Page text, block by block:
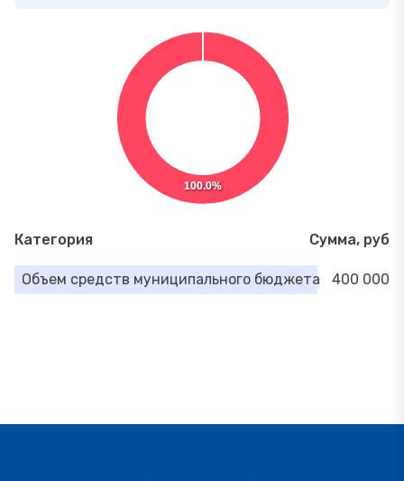
100.0%
Категория Сумма, руб
Объем средств муниципального бюджета 400 000